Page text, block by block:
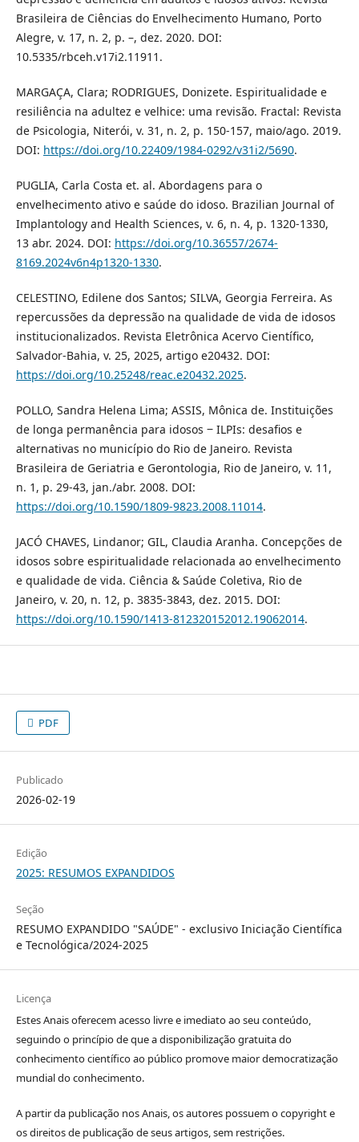
Brasileira de Ciências do Envelhecimento Humano, Porto
Alegre, v. 17, n. 2, p. –, dez. 2020. DOI:
10.5335/rbceh.v17i2.11911.
MARGAÇA, Clara; RODRIGUES, Donizete. Espiritualidade e
resiliência na adultez e velhice: uma revisão. Fractal: Revista
de Psicologia, Niterói, v. 31, n. 2, p. 150-157, maio/ago. 2019.
DOI: https://doi.org/10.22409/1984-0292/v31i2/5690.
PUGLIA, Carla Costa et. al. Abordagens para o
envelhecimento ativo e saúde do idoso. Brazilian Journal of
Implantology and Health Sciences, v. 6, n. 4, p. 1320-1330,
13 abr. 2024. DOI: https://doi.org/10.36557/2674-
8169.2024v6n4p1320-1330.
CELESTINO, Edilene dos Santos; SILVA, Georgia Ferreira. As
repercussões da depressão na qualidade de vida de idosos
institucionalizados. Revista Eletrônica Acervo Científico,
Salvador-Bahia, v. 25, 2025, artigo e20432. DOI:
https://doi.org/10.25248/reac.e20432.2025.
POLLO, Sandra Helena Lima; ASSIS, Mônica de. Instituições
de longa permanência para idosos ‒ ILPIs: desafios e
alternativas no município do Rio de Janeiro. Revista
Brasileira de Geriatria e Gerontologia, Rio de Janeiro, v. 11,
n. 1, p. 29-43, jan./abr. 2008. DOI:
https://doi.org/10.1590/1809-9823.2008.11014.
JACÓ CHAVES, Lindanor; GIL, Claudia Aranha. Concepções de
idosos sobre espiritualidade relacionada ao envelhecimento
e qualidade de vida. Ciência & Saúde Coletiva, Rio de
Janeiro, v. 20, n. 12, p. 3835-3843, dez. 2015. DOI:
https://doi.org/10.1590/1413-812320152012.19062014.
PDF
Publicado
2026-02-19
Edição
2025: RESUMOS EXPANDIDOS
Seção
RESUMO EXPANDIDO "SAÚDE" - exclusivo Iniciação Científica
e Tecnológica/2024-2025
Licença
Estes Anais oferecem acesso livre e imediato ao seu conteúdo,
seguindo o princípio de que a disponibilização gratuita do
conhecimento científico ao público promove maior democratização
mundial do conhecimento.
A partir da publicação nos Anais, os autores possuem o copyright e
os direitos de publicação de seus artigos, sem restrições.